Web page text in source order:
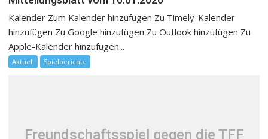
Kalender Zum Kalender hinzufügen Zu Timely-Kalender
hinzufügen Zu Google hinzufügen Zu Outlook hinzufügen Zu
Apple-Kalender hinzufügen...
Aktuell Spielberichte
Freundschaftsspiel gegen die TFF